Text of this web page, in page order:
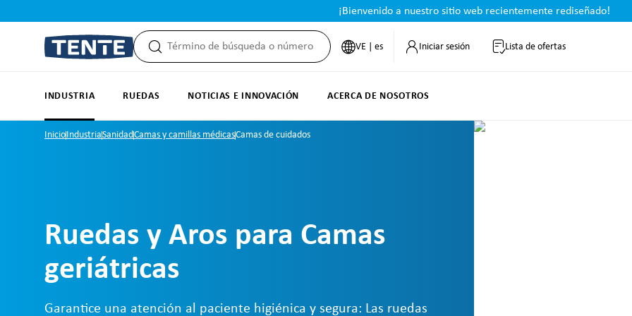
¡Bienvenido a nuestro sitio web recientemente rediseñado!
VE | es Iniciar sesión Lista de ofertas
INDUSTRIA RUEDAS NOTICIAS E INNOVACIÓN ACERCA DE NOSOTROS
InicioIndustriaSanidadCamas y camillas médicasCamas de cuidados
Ruedas y Aros para Camas
geriátricas
Garantice una atención al paciente higiénica y segura: Las ruedas